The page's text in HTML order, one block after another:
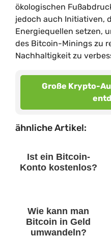
ökologischen
jedoch auch Initiativen,
Energiequellen setzen,
des Bitcoin-Minings zu
Nachhaltigkeit zu
Große Krypto-
ähnliche Artikel:
Ist ein Bitcoin-
Konto kostenlos?
Wie kann man
Bitcoin in Geld
umwandeln?